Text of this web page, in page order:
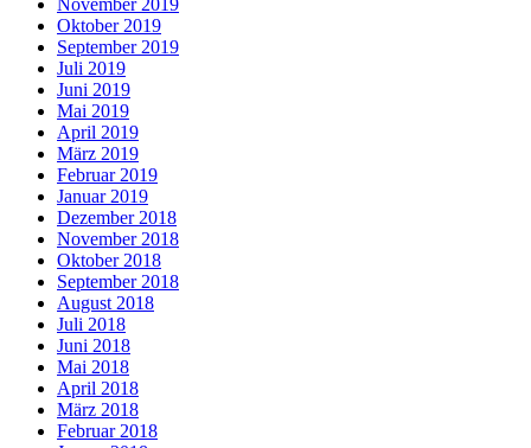
November 2019
Oktober 2019
September 2019
Juli 2019
Juni 2019
Mai 2019
April 2019
März 2019
Februar 2019
Januar 2019
Dezember 2018
November 2018
Oktober 2018
September 2018
August 2018
Juli 2018
Juni 2018
Mai 2018
April 2018
März 2018
Februar 2018